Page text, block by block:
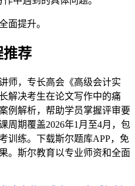
面提升。
推荐
师，专长高会《高级会计实
解决考生在论文写作中的痛
例解析，帮助学员掌握评审要
周期覆盖2026年1月至4月，包
训练。下载斯尔题库APP，免
。斯尔教育以专业师资和全面